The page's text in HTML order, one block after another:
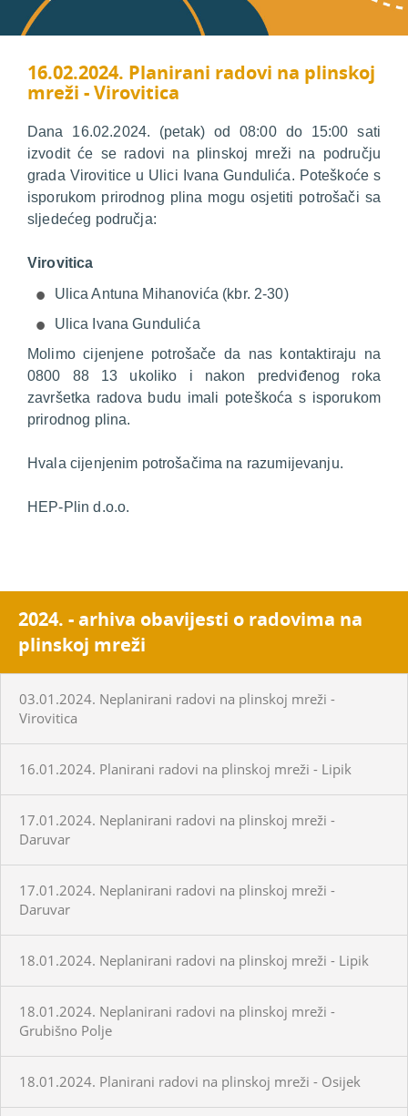
16.02.2024. Planirani radovi na plinskoj
mreži - Virovitica
Dana 16.02.2024. (petak) od 08:00 do 15:00 sati
izvodit će se radovi na plinskoj mreži na području
grada Virovitice u Ulici Ivana Gundulića. Poteškoće s
isporukom prirodnog plina mogu osjetiti potrošači sa
sljedećeg područja:
Virovitica
Ulica Antuna Mihanovića (kbr. 2-30)
Ulica Ivana Gundulića
Molimo cijenjene potrošače da nas kontaktiraju na
0800 88 13 ukoliko i nakon predviđenog roka
završetka radova budu imali poteškoća s isporukom
prirodnog plina.
Hvala cijenjenim potrošačima na razumijevanju.
HEP-Plin d.o.o.
2024. - arhiva obavijesti o radovima na
plinskoj mreži
03.01.2024. Neplanirani radovi na plinskoj mreži -
Virovitica
16.01.2024. Planirani radovi na plinskoj mreži - Lipik
17.01.2024. Neplanirani radovi na plinskoj mreži -
Daruvar
17.01.2024. Neplanirani radovi na plinskoj mreži -
Daruvar
18.01.2024. Neplanirani radovi na plinskoj mreži - Lipik
18.01.2024. Neplanirani radovi na plinskoj mreži -
Grubišno Polje
18.01.2024. Planirani radovi na plinskoj mreži - Osijek